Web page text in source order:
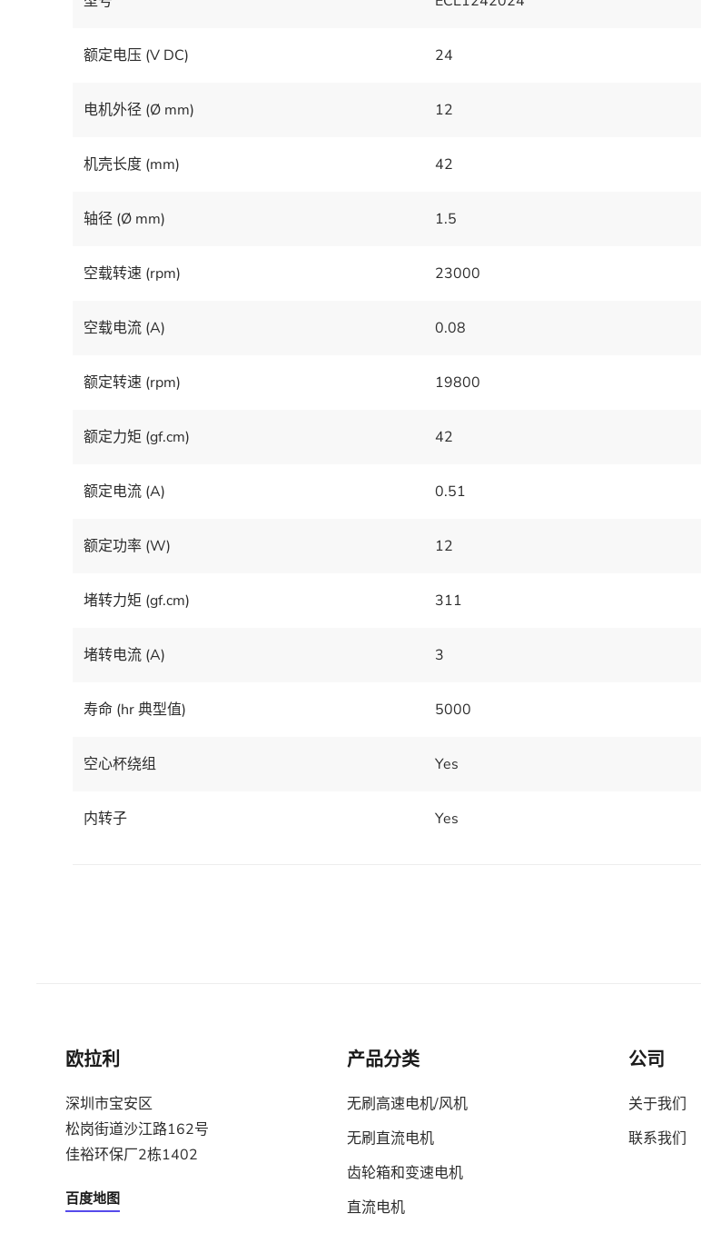
额定电压 (V DC) 24
电机外径 (Ø mm) 12
机壳长度 (mm) 42
轴径 (Ø mm) 1.5
空载转速 (rpm) 23000
空载电流 (A) 0.08
额定转速 (rpm) 19800
额定力矩 (gf.cm) 42
额定电流 (A) 0.51
额定功率 (W) 12
堵转力矩 (gf.cm) 311
堵转电流 (A) 3
寿命 (hr 典型值) 5000
空心杯绕组 Yes
内转子 Yes
欧拉利
深圳市宝安区
松岗街道沙江路162号
佳裕环保厂2栋1402
百度地图
产品分类
无刷高速电机/风机
无刷直流电机
齿轮箱和变速电机
直流电机
公司
关于我们
联系我们